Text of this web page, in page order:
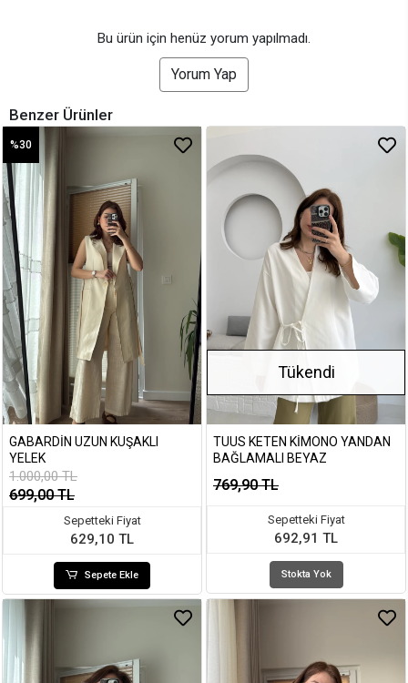
Bu ürün için henüz yorum yapılmadı.
Yorum Yap
Benzer Ürünler
GABARDIN UZUN KUŞAKLI
YELEK
%30
1.000,00 TL
699,00 TL
Sepetteki Fiyat
629,10 TL
Sepete Ekle
Tükendi
TUUS KETEN KIMONO YANDAN
BAĞLAMALI BEYAZ
769,90 TL
Sepetteki Fiyat
692,91 TL
Stokta Yok